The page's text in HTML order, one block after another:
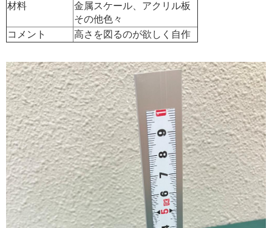
材料
金属スケール、アクリル板
その他色々
コメント
高さを図るのが欲しく自作